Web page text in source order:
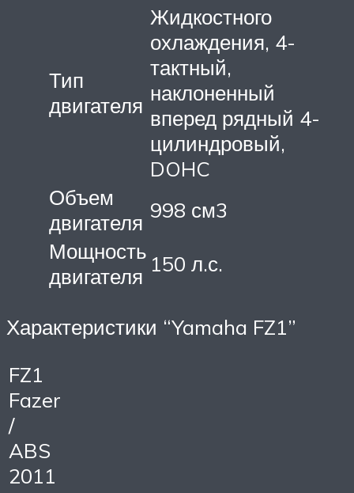
Тип
двигателя
Жидкостного
охлаждения, 4-
тактный,
наклоненный
вперед рядный 4-
цилиндровый,
DOHC
Объем
двигателя 998 см3
Мощность
двигателя 150 л.с.
Характеристики “Yamaha FZ1”
FZ1
Fazer
/
ABS
2011